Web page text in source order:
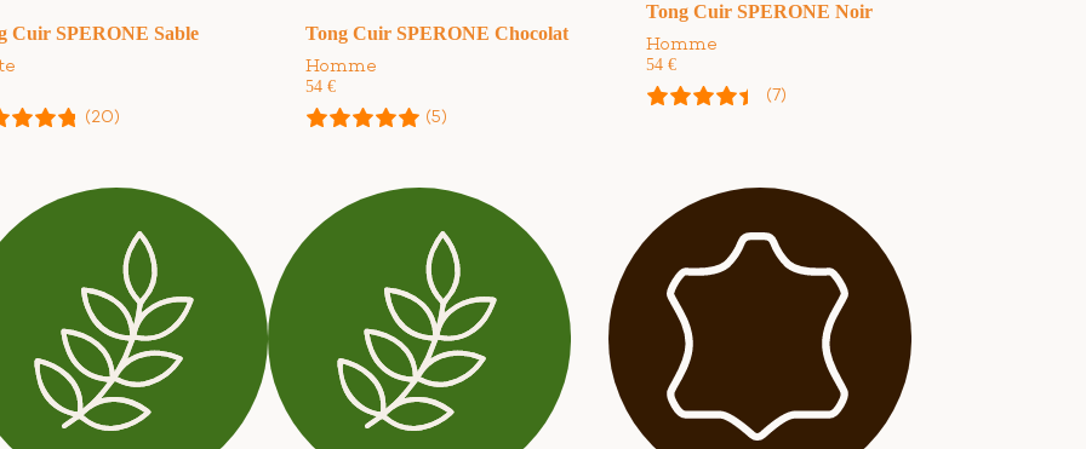
Cuir SPERONE Sable
(20)
Tong Cuir SPERONE Chocolat
Homme
54 €
(5)
Tong Cuir SPERONE Noir
Homme
54 €
(7)